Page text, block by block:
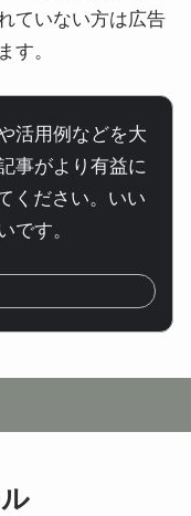
ていない方は広告
す。
活用例などを大
事がより有益に
ください。いい
です。